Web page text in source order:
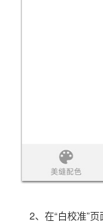
2、在“白校准”页